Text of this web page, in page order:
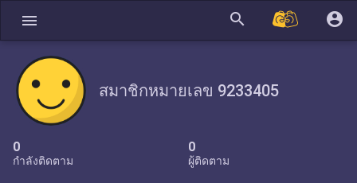
menu search account_circle
สมาชิกหมายเลข 9233405
0
กำลังติดตาม
0
ผู้ติดตาม